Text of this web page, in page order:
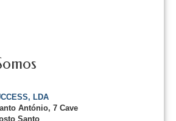
LDA
António, 7 Cave
Santo